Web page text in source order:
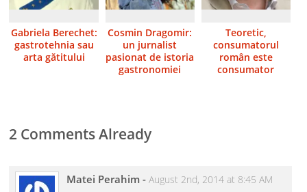
Gabriela Berechet:
gastrotehnia sau
arta gătitului
Cosmin Dragomir:
un jurnalist
pasionat de istoria
gastronomiei
Teoretic,
consumatorul
român este
consumator
2 Comments Already
Matei Perahim - August 2nd, 2014 at 8:45 AM